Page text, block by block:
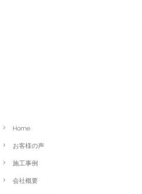
Home
お客様の声
施工事例
会社概要